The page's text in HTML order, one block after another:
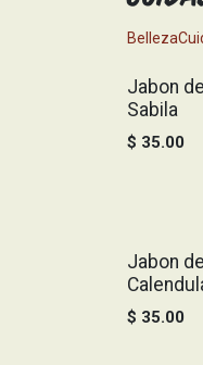
Belleza
Jabon
Sabila
$ 35.00
Jabon
$ 35.00